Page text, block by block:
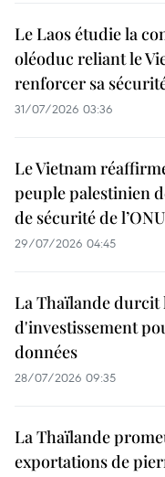
Le Laos étudie la
oléoduc reliant le
renforcer sa
31/07/2026 03:36
Le Vietnam
peuple palestinien
de sécurité de l’ONU
29/07/2026 04:45
La Thaïlande durcit
d'investissement
données
28/07/2026 09:35
La Thaïlande
exportations de